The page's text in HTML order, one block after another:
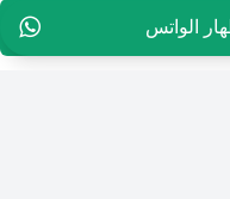
الواتس
96565594848